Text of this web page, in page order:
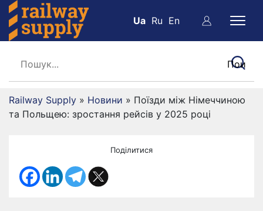
Ua Ru En
Railway Supply » Новини » Поїзди між Німеччиною
та Польщею: зростання рейсів у 2025 році
Поділитися